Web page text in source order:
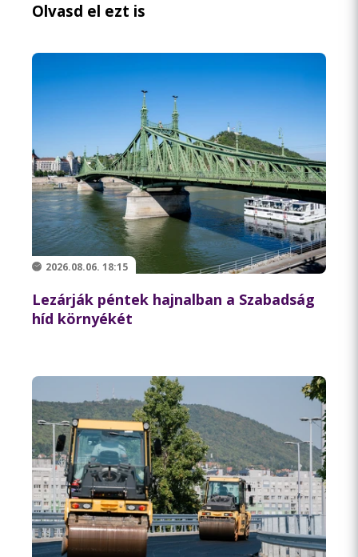
Olvasd el ezt is
2026.08.06. 18:15
Lezárják péntek hajnalban a Szabadság
híd környékét